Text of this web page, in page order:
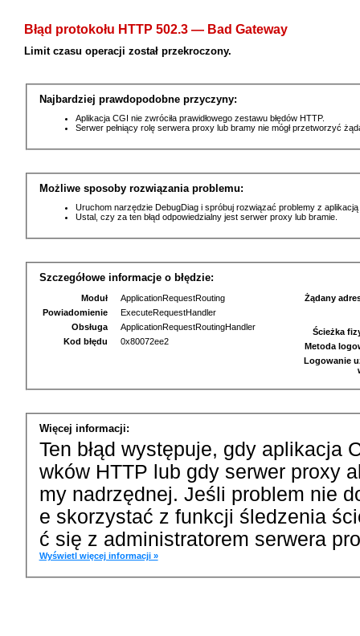
Błąd protokołu HTTP 502.3 — Bad Gateway
Limit czasu operacji został przekroczony.
Najbardziej prawdopodobne przyczyny:
Aplikacja CGI nie zwróciła prawidłowego zestawu błędów HTTP.
Serwer pełniący rolę serwera proxy lub bramy nie mógł przetworzyć
Możliwe sposoby rozwiązania problemu:
Uruchom narzędzie DebugDiag i spróbuj rozwiązać problemy z
Ustal, czy za ten błąd odpowiedzialny jest serwer proxy lub bramie.
Szczegółowe informacje o błędzie:
Moduł
ApplicationRequestRouting
Powiadomienie
ExecuteRequestHandler
Obsługa
ApplicationRequestRoutingHandler
Kod błędu
0x80072ee2
Żądany
Ścieżka
Metoda
Logowanie
Więcej informacji:
Ten błąd występuje, gdy aplikacja
wków HTTP lub gdy serwer proxy
my nadrzędnej. Jeśli problem nie
e skorzystać z funkcji śledzenia
ć się z administratorem serwera
Wyświetl więcej informacji »